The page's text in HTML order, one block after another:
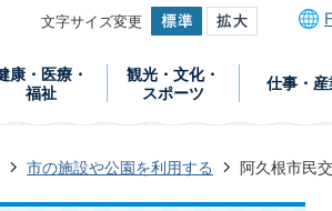
文字サイズ変更
康・医療・
福祉
観光・文化・
スポーツ
仕事・
市の施設や公園を利用する 阿久根市民